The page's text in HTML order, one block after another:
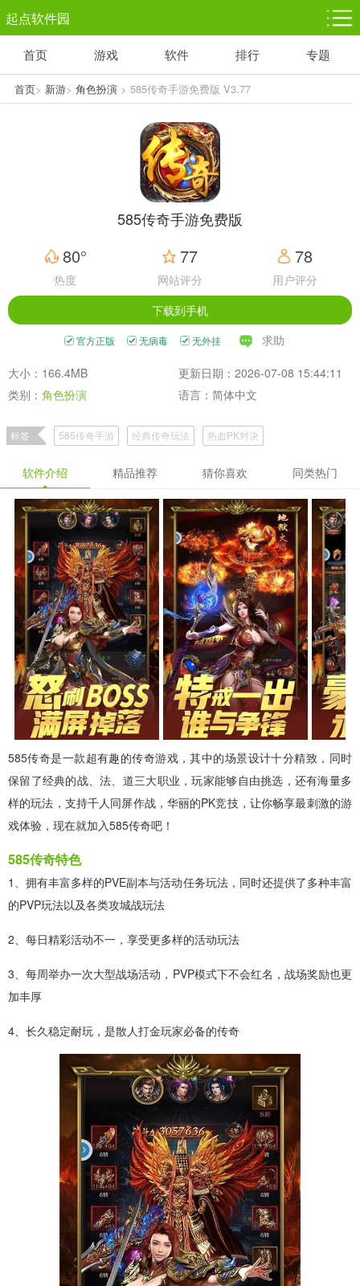
起点软件园
塔防游戏
1千+款游戏
休闲益智
1万+款游戏
体育竞技
5百+款游戏
赛车竞速
3百+款游戏
首页 游戏 软件 排行 专题
首页> 新游> 角色扮演> 585传奇手游免费版 V3.77
585传奇手游免费版
80°
热度
77
网站评分
78
用户评分
下载到手机
官方正版 无病毒 无外挂 求助
大小：166.4MB
更新日期：2026-07-08 15:44:11
类别： 角色扮演 语言：简体中文
标签 585传奇手游 经典传奇玩法 热血PK对决
软件介绍 精品推荐 猜你喜欢 同类热门
585传奇是一款超有趣的传奇游戏，其中的场景设计十分精致，同时
保留了经典的战、法、道三大职业，玩家能够自由挑选，还有海量多
样的玩法，支持千人同屏作战，华丽的PK竞技，让你畅享最刺激的游
戏体验，现在就加入585传奇吧！
585传奇特色
1、拥有丰富多样的PVE副本与活动任务玩法，同时还提供了多种丰富
的PVP玩法以及各类攻城战玩法
2、每日精彩活动不一，享受更多样的活动玩法
3、每周举办一次大型战场活动，PVP模式下不会红名，战场奖励也更
加丰厚
4、长久稳定耐玩，是散人打金玩家必备的传奇